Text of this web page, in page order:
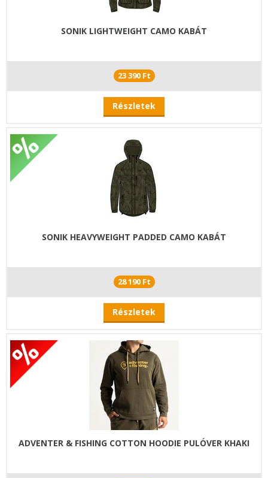
SONIK LIGHTWEIGHT CAMO KABÁT
23 390 Ft
Részletek
SONIK HEAVYWEIGHT PADDED CAMO KABÁT
28 190 Ft
Részletek
ADVENTER & FISHING COTTON HOODIE PULÓVER KHAKI